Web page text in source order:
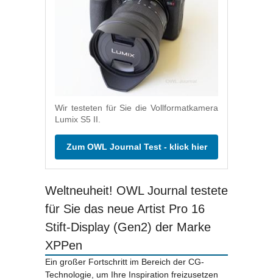
Wir testeten für Sie die Vollformatkamera
Lumix S5 II.
Zum OWL Journal Test - klick hier
Weltneuheit! OWL Journal testete
für Sie das neue Artist Pro 16
Stift-Display (Gen2) der Marke
XPPen
Ein großer Fortschritt im Bereich der CG-
Technologie, um Ihre Inspiration freizusetzen